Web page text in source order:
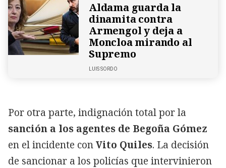
Aldama guarda la
dinamita contra
Armengol y deja a
Moncloa mirando al
Supremo
LUIS SORDO
Por otra parte, indignación total por la
sanción a los agentes de Begoña Gómez
en el incidente conVito Quiles. La decisión
de sancionar a los policías que intervinieron